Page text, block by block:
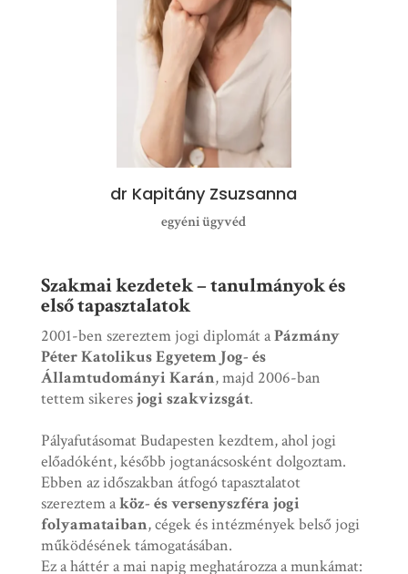
dr Kapitány Zsuzsanna
egyéni ügyvéd
Szakmai kezdetek – tanulmányok és
első tapasztalatok
2001-ben szereztem jogi diplomát aPázmány
Péter Katolikus Egyetem Jog- és
Államtudományi Karán, majd 2006-ban
tettem sikeresjogi szakvizsgát.
Pályafutásomat Budapesten kezdtem, ahol jogi
előadóként, később jogtanácsosként dolgoztam.
Ebben az időszakban átfogó tapasztalatot
szereztem aköz- és versenyszféra jogi
folyamataiban, cégek és intézmények belső jogi
működésének támogatásában.
Ez a háttér a mai napig meghatározza a munkámat: